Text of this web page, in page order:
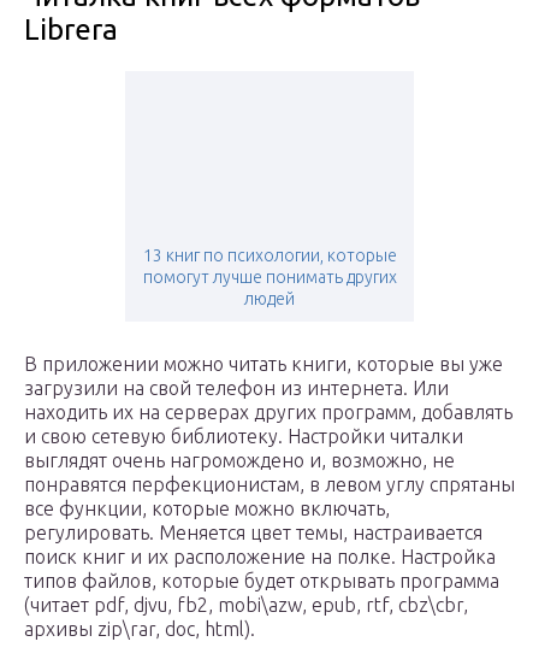
Librera
13 книг по психологии, которые
помогут лучше понимать других
людей
В приложении можно читать книги, которые вы уже
загрузили на свой телефон из интернета. Или
находить их на серверах других программ, добавлять
и свою сетевую библиотеку. Настройки читалки
выглядят очень нагромождено и, возможно, не
понравятся перфекционистам, в левом углу спрятаны
все функции, которые можно включать,
регулировать. Меняется цвет темы, настраивается
поиск книг и их расположение на полке. Настройка
типов файлов, которые будет открывать программа
(читает pdf, djvu, fb2, mobi\azw, epub, rtf, cbz\cbr,
архивы zip\rar, doc, html).